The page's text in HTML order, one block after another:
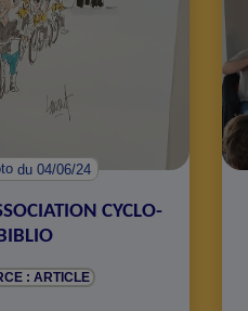
du 04/06/24
CYCLO-
: ARTICLE